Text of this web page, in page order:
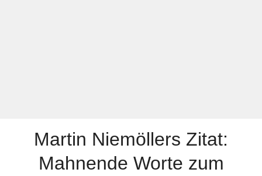
Martin Niemöllers Zitat:
Mahnende Worte zum